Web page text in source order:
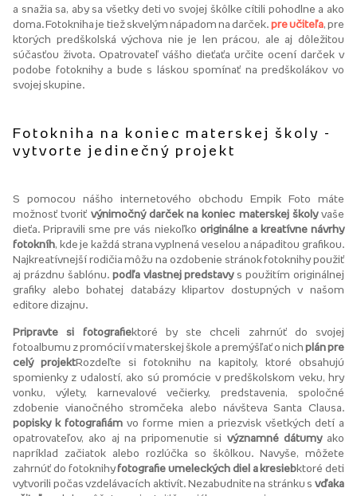
a snažia sa, aby sa všetky deti vo svojej škôlke cítili pohodlne a ako
doma. Fotokniha je tiež skvelým nápadom na darček. pre učiteľa, pre
ktorých predškolská výchova nie je len prácou, ale aj dôležitou
súčasťou života. Opatrovateľ vášho dieťaťa určite ocení darček v
podobe fotoknihy a bude s láskou spomínať na predškolákov vo
svojej skupine.
Fotokniha na koniec materskej školy -
vytvorte jedinečný projekt
S pomocou nášho internetového obchodu Empik Foto máte
možnosť tvoriť výnimočný darček na koniec materskej školyvaše
dieťa. Pripravili sme pre vás niekoľko originálne a kreatívne návrhy
fotokníh, kde je každá strana vyplnená veselou a nápaditou grafikou.
Najkreatívnejší rodičia môžu na ozdobenie stránok fotoknihy použiť
aj prázdnu šablónu. podľa vlastnej predstavys použitím originálnej
grafiky alebo bohatej databázy klipartov dostupných v našom
editore dizajnu.
Pripravte si fotografiektoré by ste chceli zahrnúť do svojej
fotoalbumu z promócií v materskej škole a premýšľať o nich plán pre
celý projektRozdeľte si fotoknihu na kapitoly, ktoré obsahujú
spomienky z udalostí, ako sú promócie v predškolskom veku, hry
vonku, výlety, karnevalové večierky, predstavenia, spoločné
zdobenie vianočného stromčeka alebo návšteva Santa Clausa.
popisky k fotografiám vo forme mien a priezvisk všetkých detí a
opatrovateľov, ako aj na pripomenutie si významné dátumyako
napríklad začiatok alebo rozlúčka so škôlkou. Navyše, môžete
zahrnúť do fotoknihyfotografie umeleckých diel a kresiebktoré deti
vytvorili počas vzdelávacích aktivít. Nezabudnite na stránku s vďaka